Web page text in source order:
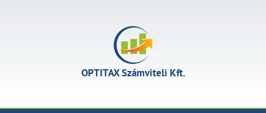
OPTITAX Számviteli Kft.